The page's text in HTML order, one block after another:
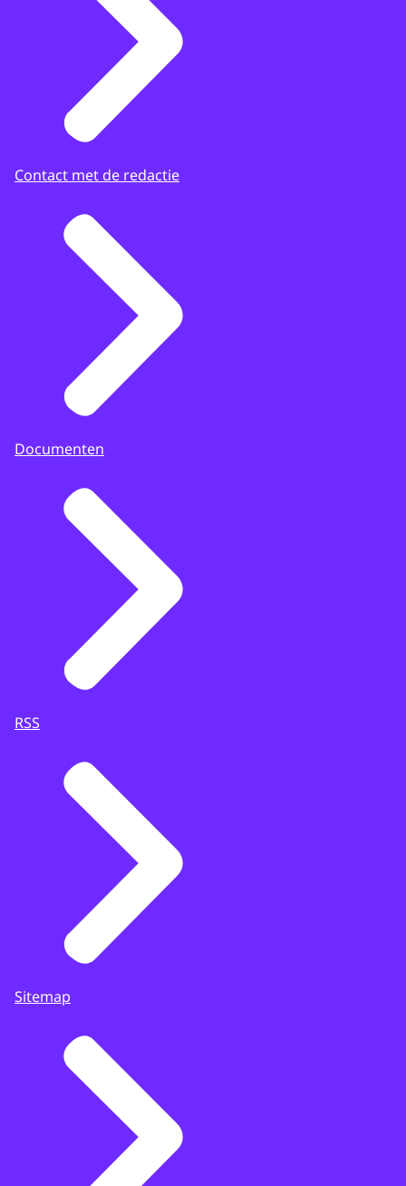
Contact met de redactie
Documenten
RSS
Sitemap